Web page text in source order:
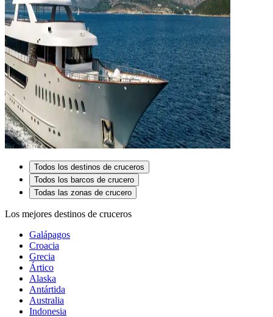
Todos los destinos de cruceros
Todos los barcos de crucero
Todas las zonas de crucero
Los mejores destinos de cruceros
Galápagos
Croacia
Grecia
Ártico
Alaska
Antártida
Australia
Indonesia